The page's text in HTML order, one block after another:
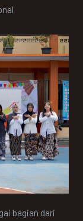
bagian dari